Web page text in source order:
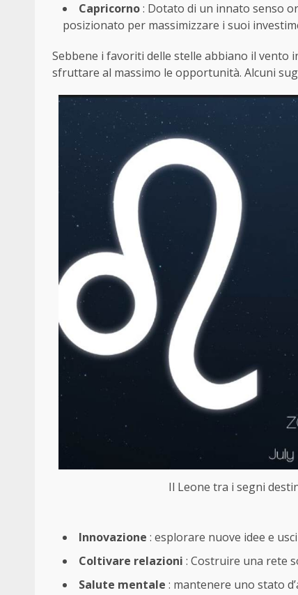
Capricorno: Dotato di un innato senso
posizionato per massimizzare i suoi
Sebbene i favoriti delle stelle abbiano il
sfruttare al massimo le opportunità. Alcuni
Il Leone tra i segni
Innovazione : esplorare nuove idee e
Coltivare relazioni : Costruire una rete
Salute mentale : mantenere uno stato